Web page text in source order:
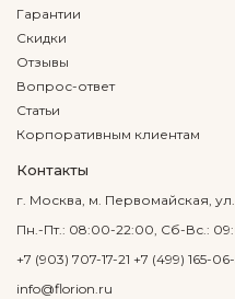
Гарантии
Скидки
Отзывы
Вопрос-ответ
Статьи
Корпоративным клиентам
Контакты
г. Москва, м. Первомайская,
Пн.-Пт.: 08:00-22:00, Сб-Вс.:
+7 (903) 707-17-21 +7 (499) 165-
info@florion.ru